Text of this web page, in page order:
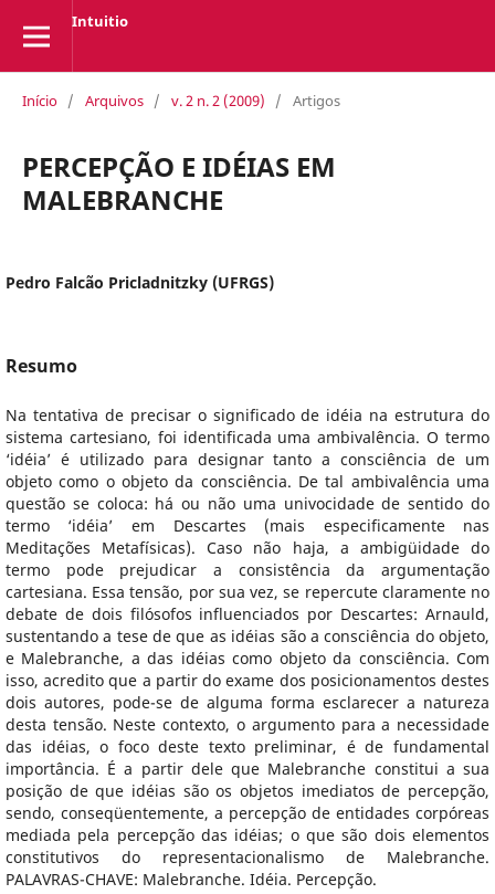
Intuitio
Início / Arquivos / v. 2 n. 2 (2009) / Artigos
PERCEPÇÃO E IDÉIAS EM
MALEBRANCHE
Pedro Falcão Pricladnitzky (UFRGS)
Resumo
Na tentativa de precisar o significado de idéia na estrutura do
sistema cartesiano, foi identificada uma ambivalência. O termo
‘idéia’ é utilizado para designar tanto a consciência de um
objeto como o objeto da consciência. De tal ambivalência uma
questão se coloca: há ou não uma univocidade de sentido do
termo ‘idéia’ em Descartes (mais especificamente nas
Meditações Metafísicas). Caso não haja, a ambigüidade do
termo pode prejudicar a consistência da argumentação
cartesiana. Essa tensão, por sua vez, se repercute claramente no
debate de dois filósofos influenciados por Descartes: Arnauld,
sustentando a tese de que as idéias são a consciência do objeto,
e Malebranche, a das idéias como objeto da consciência. Com
isso, acredito que a partir do exame dos posicionamentos destes
dois autores, pode-se de alguma forma esclarecer a natureza
desta tensão. Neste contexto, o argumento para a necessidade
das idéias, o foco deste texto preliminar, é de fundamental
importância. É a partir dele que Malebranche constitui a sua
posição de que idéias são os objetos imediatos de percepção,
sendo, conseqüentemente, a percepção de entidades corpóreas
mediada pela percepção das idéias; o que são dois elementos
constitutivos do representacionalismo de Malebranche.
PALAVRAS-CHAVE: Malebranche. Idéia. Percepção.